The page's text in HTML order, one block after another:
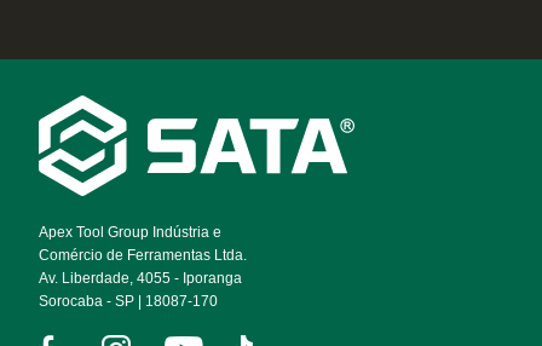
Footer
Navigation
Apex Tool Group Indústria e
Comércio de Ferramentas Ltda.
Av. Liberdade, 4055 - Iporanga
Sorocaba - SP | 18087-170